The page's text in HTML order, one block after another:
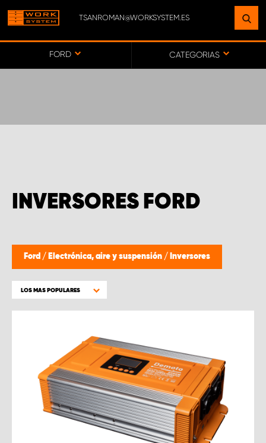
TSANROMAN@WORKSYSTEM.ES
FORD CATEGORIAS
INVERSORES FORD
Ford / Electrónica, aire y suspensión / Inversores
LOS MAS POPULARES
ENCUENTRE UNA INSTALACIÓN
CERCA DE USTED